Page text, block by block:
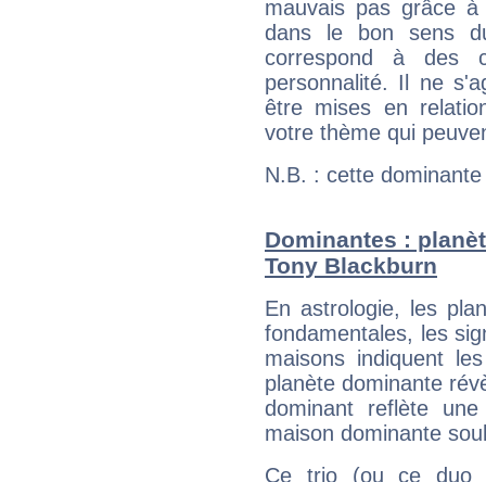
mauvais pas grâce
dans le bon sens
correspond à des
personnalité. Il ne
être mises en
votre thème qui
N.B. : cette
Dominantes :
Tony Blackburn
En astrologie, les
fondamentales, les
maisons indiquent
planète dominante
dominant reflète
maison dominante
Ce trio (ou ce duo